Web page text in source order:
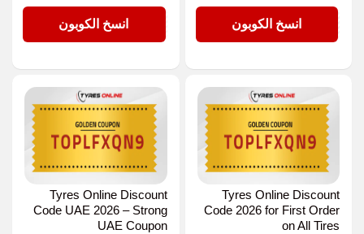
OPLFXQN9
انسخ الكوبون OPLFXQN9
انسخ الكوبون
Tyres Online Discount
Code 2026 for First Order
on All Tires
Tyres Online Discount
Code UAE 2026 – Strong
UAE Coupon